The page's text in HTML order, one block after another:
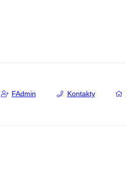
FAdmin Kontakty